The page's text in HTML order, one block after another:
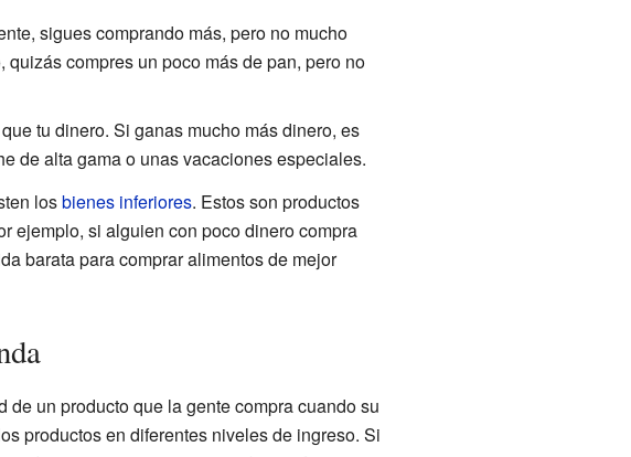
sigues comprando más, pero no mucho
compres un poco más de pan, pero no
tu dinero. Si ganas mucho más dinero, es
de alta gama o unas vacaciones especiales.
losbienes inferiores. Estos son productos
ejemplo, si alguien con poco dinero compra
barata para comprar alimentos de mejor
un producto que la gente compra cuando su
productos en diferentes niveles de ingreso. Si